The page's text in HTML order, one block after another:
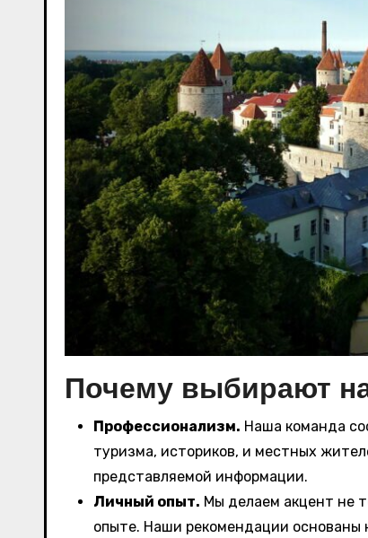
Почему выбирают
Профессионализм. Наша команда
туризма, историков, и местных
представляемой информации.
Личный опыт. Мы делаем акцент не
опыте. Наши рекомендации основаны